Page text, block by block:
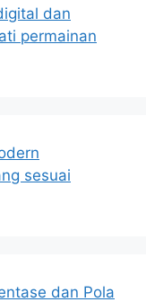
dan
permainan
sesuai
dan Pola